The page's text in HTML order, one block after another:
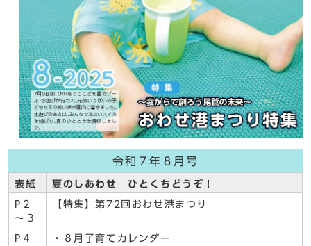
令和７年８月号
表紙 夏のしあわせ ひとくちどうぞ！
P２
～３
【特集】第72回おわせ港まつり
P４
・８月子育てカレンダー